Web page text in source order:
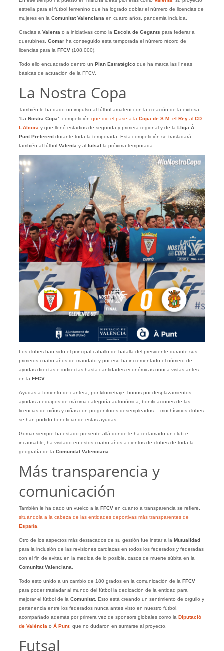
estrella para el fútbol femenino que ha logrado doblar el número de licencias de
mujeres en la Comunitat Valenciana en cuatro años, pandemia incluida.
Gracias a Valenta o a iniciativas como la Escola de Gegants para federar a
querubines, Gomarha conseguido esta temporada el número récord de
licencias para la FFCV(108.000).
Todo ello encuadrado dentro un Plan Estratégicoque ha marca las líneas
básicas de actuación de la FFCV.
La Nostra Copa
También le ha dado un impulso al fútbol amateur con la creación de la exitosa
‘La Nostra Copa’ , competición que dio el pase a la Copa de S.M. el Reyal CD
L’Alcora y que llenó estadios de segunda y primera regional y de la Lliga À
Punt Preferentdurante toda la temporada. Esta competición se trasladará
también al fútbol Valenta y al futsal la próxima temporada.
Los clubes han sido el principal caballo de batalla del presidente durante sus
primeros cuatro años de mandato y por eso ha incrementado el número de
ayudas directas e indirectas hasta cantidades económicas nunca vistas antes
en la FFCV.
Ayudas a fomento de cantera, por kilometraje, bonus por desplazamientos,
ayudas a equipos de máxima categoría autonómica, bonificaciones de las
licencias de niños y niñas con progenitores desempleados… muchísimos clubes
se han podido beneficiar de estas ayudas.
Gomar siempre ha estado presente allá donde le ha reclamado un club e,
incansable, ha visitado en estos cuatro años a cientos de clubes de toda la
geografía de la Comunitat Valenciana
Más transparencia y
comunicación
También le ha dado un vuelco a la FFCVen cuanto a transparencia se refiere,
situándola a la cabeza de las entidades deportivas más transparentes de
España
Otro de los aspectos más destacados de su gestión fue instar a la Mutualidad
para la inclusión de las revisiones cardiacas en todos los federados y federadas
con el fin de evitar, en la medida de lo posible, casos de muerte súbita en la
Comunitat Valenciana
Todo esto unido a un cambio de 180 grados en la comunicación de la FFCV
para poder trasladar al mundo del fútbol la dedicación de la entidad para
mejorar el fútbol de la Comunitat. Esto está creando un sentimiento de orgullo y
pertenencia entre los federados nunca antes visto en nuestro fútbol,
acompañado además por primera vez de sponsors globales como la Diputació
de València o À Punt, que no dudaron en sumarse al proyecto.
Futsal